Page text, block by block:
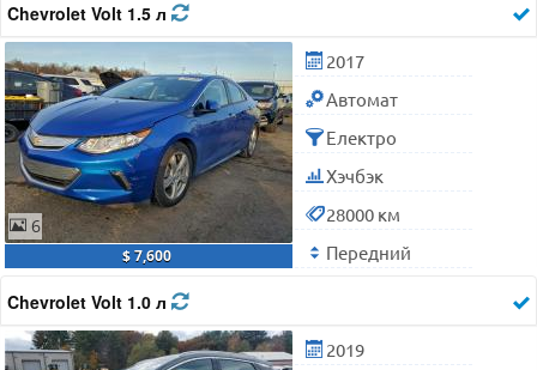
Chevrolet Volt 1.5 л
6
$ 7,600
2017
Автомат
Електро
Хэчбэк
28000 км
Передний
Chevrolet Volt 1.0 л
2019